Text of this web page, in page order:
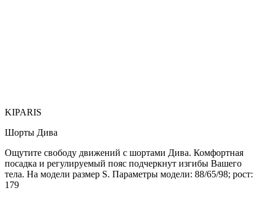
KIPARIS
Шорты Дива
Ощутите свободу движений с шортами Дива. Комфортная
посадка и регулируемый пояс подчеркнут изгибы Вашего
тела. На модели размер S. Параметры модели: 88/65/98; рост:
179